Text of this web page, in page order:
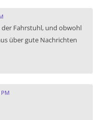
Fahrstuhl, und obwohl
über gute Nachrichten